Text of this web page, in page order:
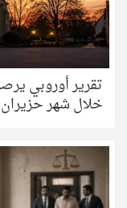
خلال شهر حزيران